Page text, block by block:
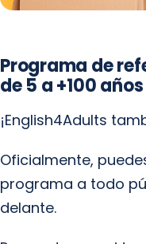
Programa de
de 5 a +100 años
¡English4Adults
Oficialmente,
programa a todo
delante.